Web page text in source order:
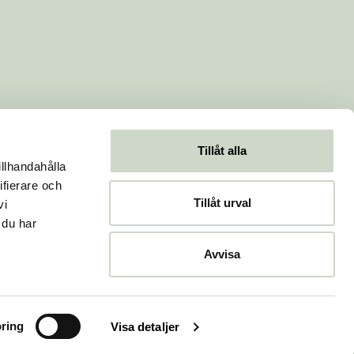
och
har
Visa detaljer
Tillåt alla
Tillåt urval
Avvisa